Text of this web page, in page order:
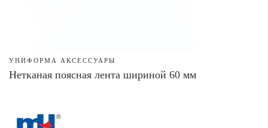
УНИФОРМА АКСЕССУАРЫ
Нетканая поясная лента шириной 60 мм